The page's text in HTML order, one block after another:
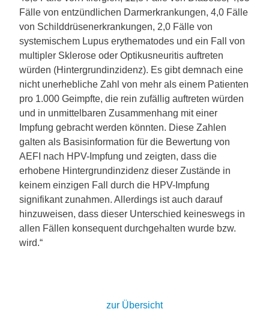
Fälle von entzündlichen Darmerkrankungen, 4,0 Fälle
von Schilddrüsenerkrankungen, 2,0 Fälle von
systemischem Lupus erythematodes und ein Fall von
multipler Sklerose oder Optikusneuritis auftreten
würden (Hintergrundinzidenz). Es gibt demnach eine
nicht unerhebliche Zahl von mehr als einem Patienten
pro 1.000 Geimpfte, die rein zufällig auftreten würden
und in unmittelbaren Zusammenhang mit einer
Impfung gebracht werden könnten. Diese Zahlen
galten als Basisinformation für die Bewertung von
AEFI nach HPV-Impfung und zeigten, dass die
erhobene Hintergrundinzidenz dieser Zustände in
keinem einzigen Fall durch die HPV-Impfung
signifikant zunahmen. Allerdings ist auch darauf
hinzuweisen, dass dieser Unterschied keineswegs in
allen Fällen konsequent durchgehalten wurde bzw.
wird.“
zur Übersicht